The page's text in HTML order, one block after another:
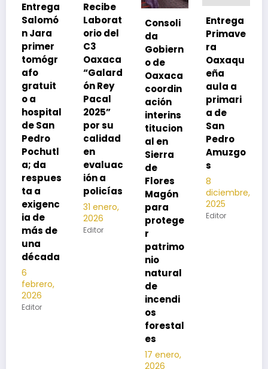
Recibe
Laborat
orio del
C3
Oaxaca
“Galard
ón Rey
Pacal
2025”
por su
calidad
en
evaluac
ión a
policías
31 enero,
2026
Editor
Consoli
da
Gobiern
o de
Oaxaca
coordin
ación
interins
titucion
al en
Sierra
de
Flores
Magón
para
protege
r
Entrega
Primave
ra
Oaxaqu
eña
aula a
primari
a de
San
Pedro
Amuzgo
s
8
diciembre,
2025
Editor
Exhorta
SSO a
vacuna
rse de
neumoc
oco
para
preveni
r la
neumon
ía
13
noviembre,
2025
Editor